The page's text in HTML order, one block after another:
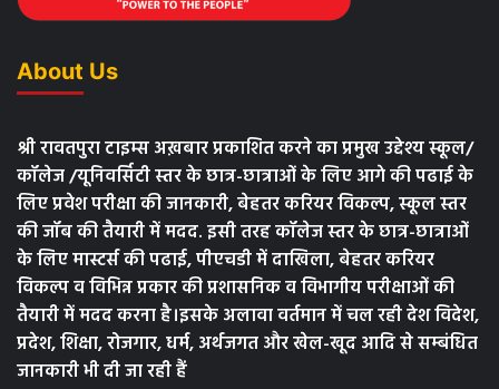
About Us
श्री रावतपुरा टाइम्स अख़बार प्रकाशित करने का प्रमुख उद्देश्य स्कूल/
कॉलेज /यूनिवर्सिटी स्तर के छात्र-छात्राओं के लिए आगे की पढाई के
लिए प्रवेश परीक्षा की जानकारी, बेहतर करियर विकल्प, स्कूल स्तर
की जॉब की तैयारी में मदद. इसी तरह कॉलेज स्तर के छात्र-छात्राओं
के लिए मास्टर्स की पढाई, पीएचडी में दाखिला, बेहतर करियर
विकल्प व विभिन्न प्रकार की प्रशासनिक व विभागीय परीक्षाओं की
तैयारी में मदद करना है।इसके अलावा वर्तमान में चल रही देश विदेश,
प्रदेश, शिक्षा, रोजगार, धर्म, अर्थजगत और खेल-खूद आदि से सम्बंधित
जानकारी भी दी जा रही हैं